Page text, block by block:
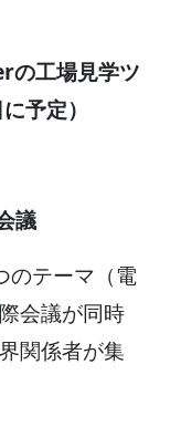
工場見学ツ
予定）
議
のテーマ（電
会議が同時
関係者が集